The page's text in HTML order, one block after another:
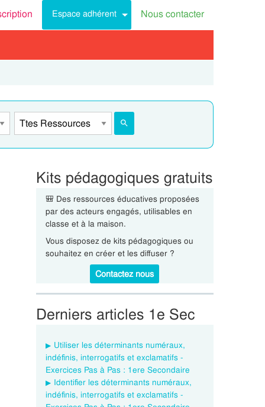
Espace adhérent Nous contacter
Kits pédagogiques gratuits
🎒 Des ressources éducatives proposées
par des acteurs engagés, utilisables en
classe et à la maison.
Vous disposez de kits pédagogiques ou
souhaitez en créer et les diffuser ?
Contactez nous
Derniers articles 1e Sec
Utiliser les déterminants numéraux,
indéfinis, interrogatifs et exclamatifs -
Exercices Pas à Pas : 1ere Secondaire
Identifier les déterminants numéraux,
indéfinis, interrogatifs et exclamatifs -